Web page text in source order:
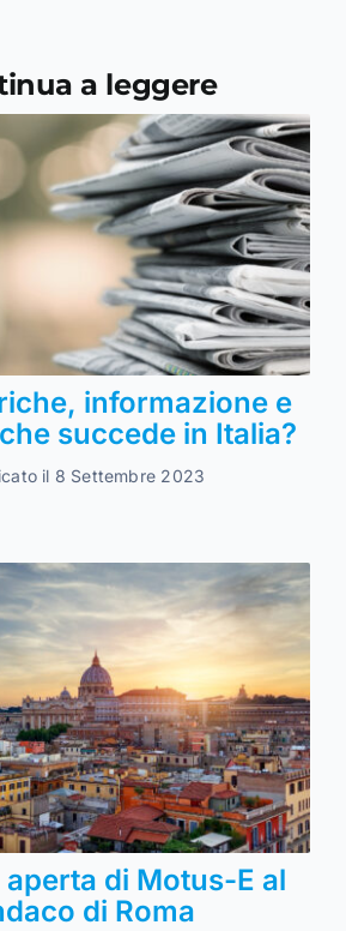
a leggere
informazione e
succede in Italia?
il 8 Settembre 2023
di Motus-E al
di Roma